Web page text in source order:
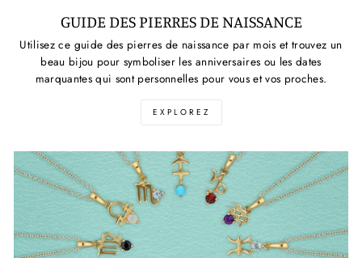
GUIDE DES PIERRES DE NAISSANCE
Utilisez ce guide des pierres de naissance par mois et trouvez un
beau bijou pour symboliser les anniversaires ou les dates
marquantes qui sont personnelles pour vous et vos proches.
EXPLOREZ